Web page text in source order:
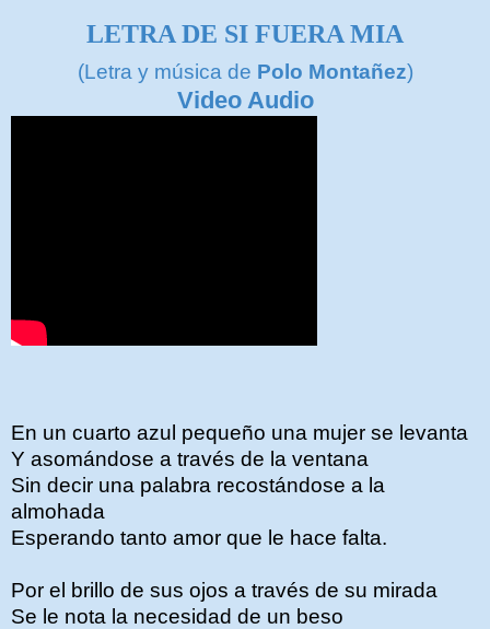
LETRA DE SI FUERA MIA
(Letra y música de Polo Montañez)
Video Audio
En un cuarto azul pequeño una mujer se levanta
Y asomándose a través de la ventana
Sin decir una palabra recostándose a la
almohada
Esperando tanto amor que le hace falta.
Por el brillo de sus ojos a través de su mirada
Se le nota la necesidad de un beso